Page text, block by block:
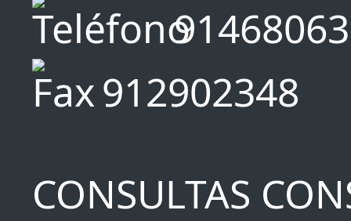
912902348
CONSULTAS